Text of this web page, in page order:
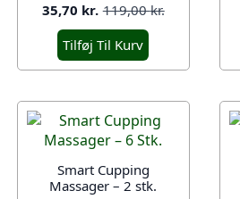
119,00kr.
Den
oprindelige
pris
var:
35,70 kr. Den
aktuelle
pris
er:
Tilføj Til Kurv
Smart Cupping
Massager – 2 stk.